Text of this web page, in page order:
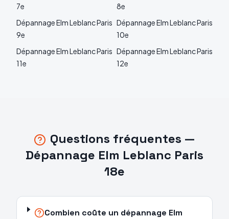
7e
8e
DépannageElm LeblancParis
9e
DépannageElm LeblancParis
10e
DépannageElm LeblancParis
11e
DépannageElm LeblancParis
12e
Questions fréquentes —
Dépannage Elm Leblanc Paris
18e
Combien coûte un dépannage Elm